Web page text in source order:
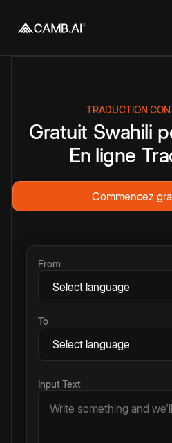
TRADUCTION
Gratuit Swahili
En ligne
Commencez
From
To
Input Text